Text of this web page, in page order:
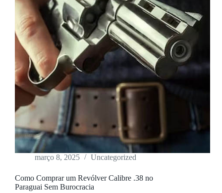
março 8, 2025 Uncategorized
Como Comprar um Revólver Calibre .38 no
Paraguai Sem Burocracia